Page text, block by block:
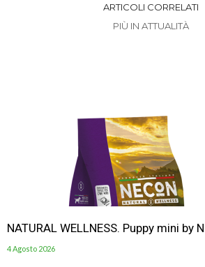
ARTICOLI CORRELATI
PIÙ IN ATTUALITÀ
NATURAL WELLNESS. Puppy mini by
4 Agosto 2026